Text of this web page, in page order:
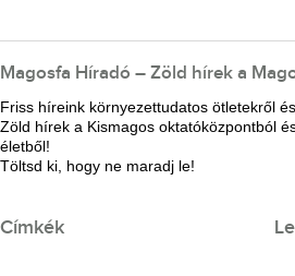
Magosfa Híradó – Zöld hírek a
Friss híreink környezettudatos ötletekről
Zöld hírek a Kismagos oktatóközpontból
életből!
Töltsd ki, hogy ne maradj le!
Címkék